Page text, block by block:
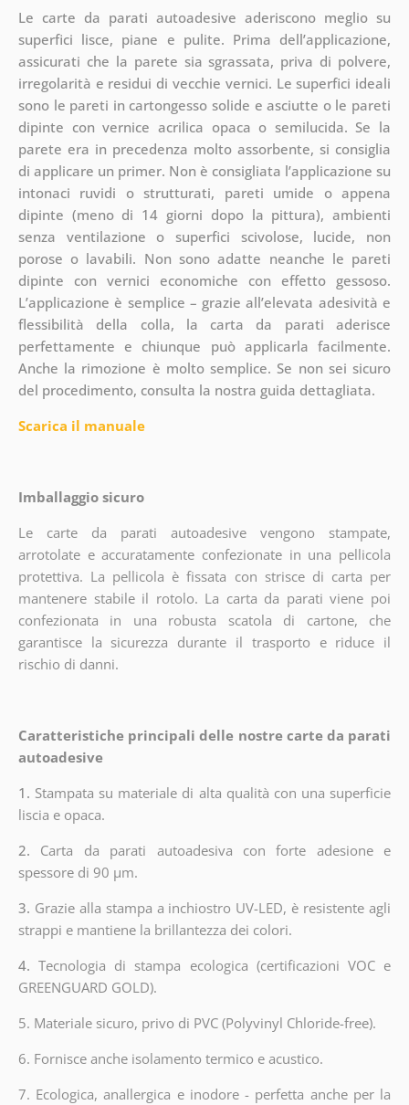
Le carte da parati autoadesive aderiscono meglio su
superfici lisce, piane e pulite. Prima dell’applicazione,
assicurati che la parete sia sgrassata, priva di polvere,
irregolarità e residui di vecchie vernici. Le superfici ideali
sono le pareti in cartongesso solide e asciutte o le pareti
dipinte con vernice acrilica opaca o semilucida. Se la
parete era in precedenza molto assorbente, si consiglia
di applicare un primer. Non è consigliata l’applicazione su
intonaci ruvidi o strutturati, pareti umide o appena
dipinte (meno di 14 giorni dopo la pittura), ambienti
senza ventilazione o superfici scivolose, lucide, non
porose o lavabili. Non sono adatte neanche le pareti
dipinte con vernici economiche con effetto gessoso.
L’applicazione è semplice – grazie all’elevata adesività e
flessibilità della colla, la carta da parati aderisce
perfettamente e chiunque può applicarla facilmente.
Anche la rimozione è molto semplice. Se non sei sicuro
del procedimento, consulta la nostra guida dettagliata.
Scarica il manuale
Imballaggio sicuro
Le carte da parati autoadesive vengono stampate,
arrotolate e accuratamente confezionate in una pellicola
protettiva. La pellicola è fissata con strisce di carta per
mantenere stabile il rotolo. La carta da parati viene poi
confezionata in una robusta scatola di cartone, che
garantisce la sicurezza durante il trasporto e riduce il
rischio di danni.
Caratteristiche principali delle nostre carte da parati
autoadesive
1. Stampata su materiale di alta qualità con una superficie
liscia e opaca.
2. Carta da parati autoadesiva con forte adesione e
spessore di 90 µm.
3. Grazie alla stampa a inchiostro UV-LED, è resistente agli
strappi e mantiene la brillantezza dei colori.
4.Tecnologia di stampa ecologica (certificazioni VOC e
GREENGUARD GOLD).
5. Materiale sicuro, privo di PVC (Polyvinyl Chloride-free).
6. Fornisce anche isolamento termico e acustico.
7. Ecologica, anallergica e inodore - perfetta anche per la